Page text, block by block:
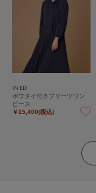
INED
ボウタイ付きプリーツワン
ピース
￥15,400(税込)